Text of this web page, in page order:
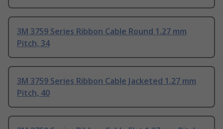
3M 3759 Series Ribbon Cable Round 1.27 mm
Pitch, 34
3M 3759 Series Ribbon Cable Jacketed 1.27 mm
Pitch, 40